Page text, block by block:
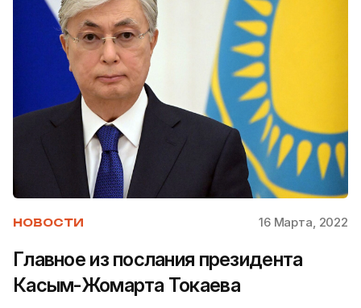
НОВОСТИ 16 Марта, 2022
Главное из послания президента
Касым-Жомарта Токаева